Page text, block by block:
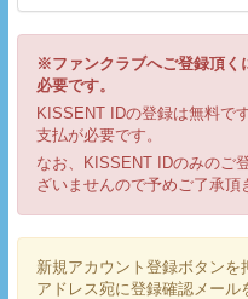
※ファンクラブへご登録頂く
必要です。
KISSENT IDの登録は無料で
支払が必要です。
なお、KISSENT IDのみのご
ざいませんので予めご了承
新規アカウント登録ボタン
アドレス宛に登録確認メール